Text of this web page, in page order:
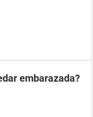
embarazada?